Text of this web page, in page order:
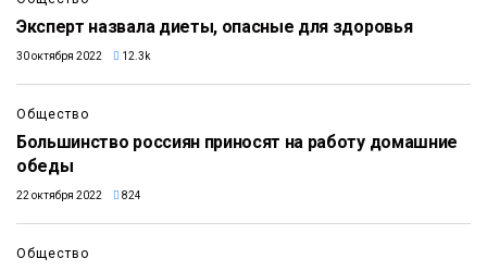
Эксперт назвала диеты, опасные для здоровья
30 октября 2022 12.3k
Общество
Большинство россиян приносят на работу домашние
обеды
22 октября 2022 824
Общество